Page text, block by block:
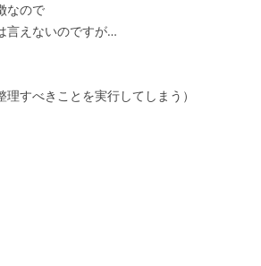
なので
えないのですが…
すべきことを実行してしまう）